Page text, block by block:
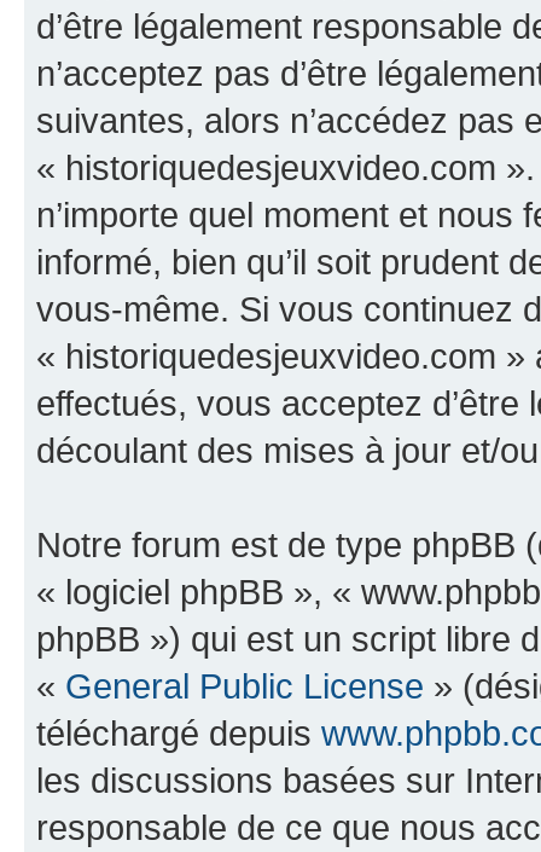
d’être légalement responsable
n’acceptez pas d’être
suivantes, alors n’accédez pas
« historiquedesjeuxvideo.com
n’importe quel moment et
informé, bien qu’il soit prudent
vous-même. Si vous continuez
« historiquedesjeuxvideo.com
effectués, vous acceptez
découlant des mises à jour et/
Notre forum est de type phpBB
« logiciel phpBB », «
phpBB ») qui est un script libre
« General Public License »
téléchargé depuis
les discussions basées sur
responsable de ce que nous